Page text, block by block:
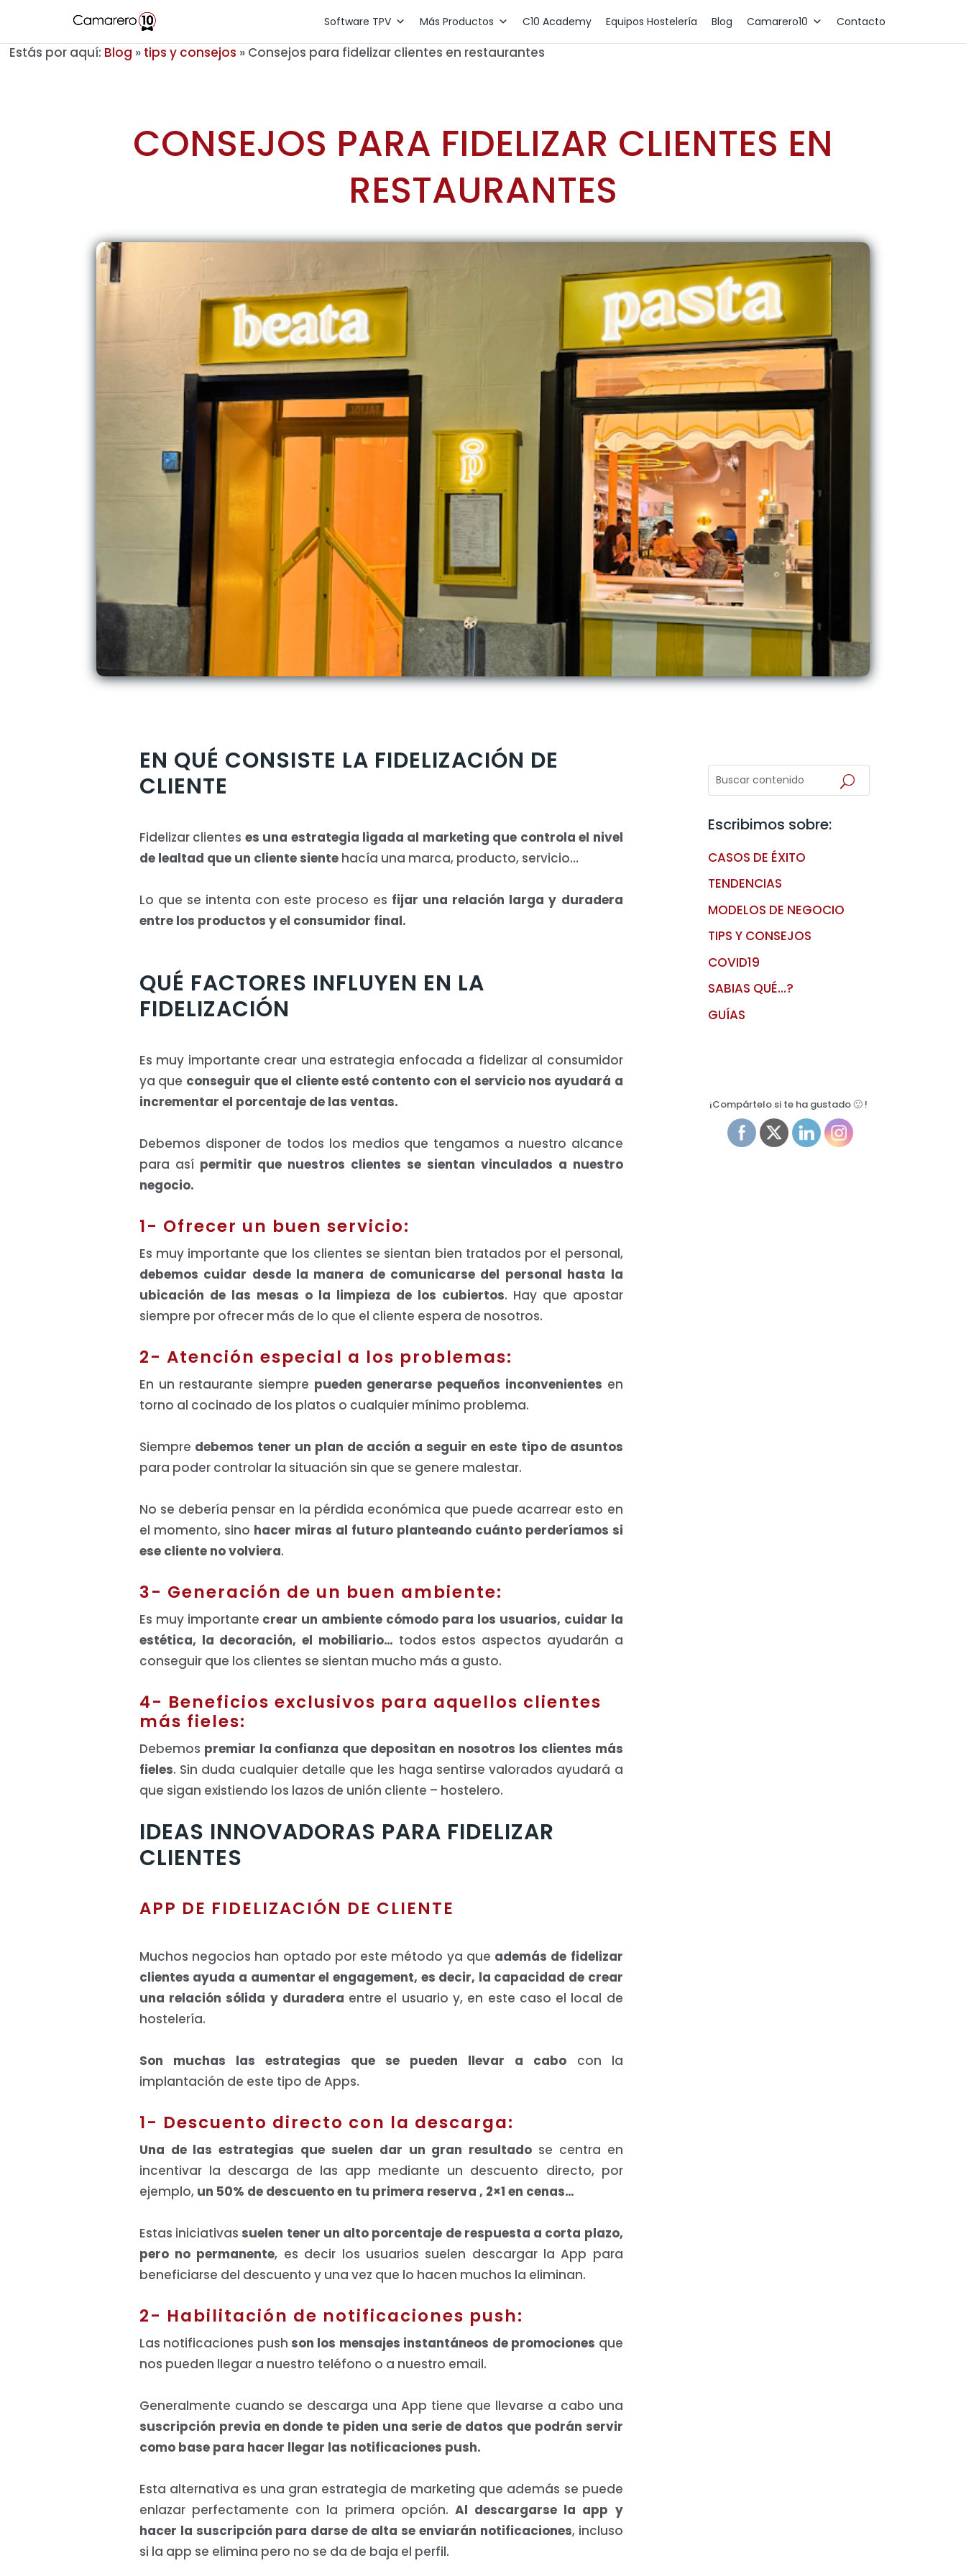
Software TPV Más Productos C10 Academy Equipos Hostelería Blog Camarero10 Contacto
Estás por aquí: Blog » tips y consejos » Consejos para fidelizar clientes en restaurantes
CONSEJOS PARA FIDELIZAR CLIENTES EN
RESTAURANTES
EN QUÉ CONSISTE LA FIDELIZACIÓN DE
CLIENTE
Fidelizar clientes es una estrategia ligada al marketing que controla el nivel
de lealtad que un cliente sientehacía una marca, producto, servicio…
Lo que se intenta con este proceso es fijar una relación larga y duradera
entre los productos y el consumidor final.
QUÉ FACTORES INFLUYEN EN LA
FIDELIZACIÓN
Es muy importante crear una estrategia enfocada a fidelizar al consumidor
ya que conseguir que el cliente esté contento con el servicio nos ayudará a
incrementar el porcentaje de las ventas.
Debemos disponer de todos los medios que tengamos a nuestro alcance
para así permitir que nuestros clientes se sientan vinculados a nuestro
negocio.
1- Ofrecer un buen servicio:
Es muy importante que los clientes se sientan bien tratados por el personal,
debemos cuidar desde la manera de comunicarse del personal hasta la
ubicación de las mesas o la limpieza de los cubiertos. Hay que apostar
siempre por ofrecer más de lo que el cliente espera de nosotros.
2- Atención especial a los problemas:
En un restaurante siempre pueden generarse pequeños inconvenientes en
torno al cocinado de los platos o cualquier mínimo problema.
Siempre debemos tener un plan de acción a seguir en este tipo de asuntos
para poder controlar la situación sin que se genere malestar.
No se debería pensar en la pérdida económica que puede acarrear esto en
el momento, sino hacer miras al futuro planteando cuánto perderíamos si
ese cliente no volviera.
3- Generación de un buen ambiente:
Es muy importante crear un ambiente cómodo para los usuarios, cuidar la
estética, la decoración, el mobiliario… todos estos aspectos ayudarán a
conseguir que los clientes se sientan mucho más a gusto.
4- Beneficios exclusivos para aquellos clientes
más fieles:
Debemos premiar la confianza que depositan en nosotros los clientes más
fieles. Sin duda cualquier detalle que les haga sentirse valorados ayudará a
que sigan existiendo los lazos de unión cliente – hostelero.
IDEAS INNOVADORAS PARA FIDELIZAR
CLIENTES
APP DE FIDELIZACIÓN DE CLIENTE
Muchos negocios han optado por este método ya que además de fidelizar
clientes ayuda a aumentar el engagement, es decir, la capacidad de crear
una relación sólida y duradera entre el usuario y, en este caso el local de
hostelería.
Son muchas las estrategias que se pueden llevar a cabo con la
implantación de este tipo de Apps.
1- Descuento directo con la descarga:
Una de las estrategias que suelen dar un gran resultado se centra en
incentivar la descarga de las app mediante un descuento directo, por
ejemplo, un 50% de descuento en tu primera reserva , 2×1 en cenas…
Estas iniciativassuelen tener un alto porcentaje de respuesta a corta plazo,
pero no permanente, es decir los usuarios suelen descargar la App para
beneficiarse del descuento y una vez que lo hacen muchos la eliminan.
2- Habilitación de notificaciones push:
Las notificaciones pushson los mensajes instantáneos de promociones que
nos pueden llegar a nuestro teléfono o a nuestro email.
Generalmente cuando se descarga una App tiene que llevarse a cabo una
suscripción previa en donde te piden una serie de datos que podrán servir
como base para hacer llegar las notificaciones push.
Esta alternativa es una gran estrategia de marketing que además se puede
enlazar perfectamente con la primera opción. Al descargarse la app y
hacer la suscripción para darse de alta se enviarán notificaciones, incluso
si la app se elimina pero no se da de baja el perfil.
Escribimos sobre:
CASOS DE ÉXITO
TENDENCIAS
MODELOS DE NEGOCIO
TIPS Y CONSEJOS
COVID19
SABIAS QUÉ…?
GUÍAS
¡Compártelo si te ha gustado 🙂 !